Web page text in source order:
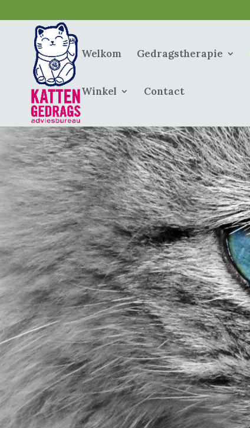
Welkom Gedragstherapie
Winkel Contact